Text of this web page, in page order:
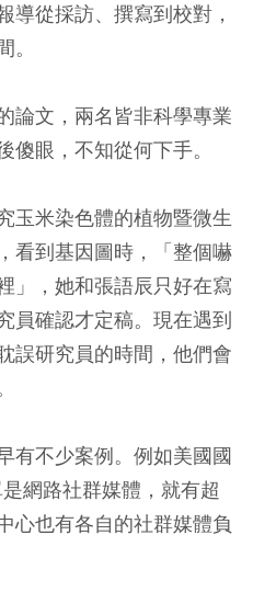
導從採訪、撰寫到校對，
論文，兩名皆非科學專業
傻眼，不知從何下手。
玉米染色體的植物暨微生
看到基因圖時，「整個嚇
」，她和張語辰只好在寫
員確認才定稿。現在遇到
誤研究員的時間，他們會
有不少案例。例如美國國
網路社群媒體，就有超
心也有各自的社群媒體負